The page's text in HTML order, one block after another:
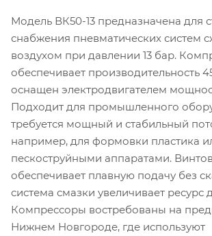
Модель ВК50-13 предназначена для
снабжения пневматических систем
воздухом при давлении 13 бар.
обеспечивает производительность
оснащен электродвигателем
Подходит для промышленного
требуется мощный и стабильный
например, для формовки пластика
пескоструйными аппаратами.
обеспечивает плавную подачу без
система смазки увеличивает ресурс
Компрессоры востребованы на
Нижнем Новгороде, где используют